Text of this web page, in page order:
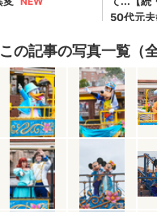
この記事の写真一覧（